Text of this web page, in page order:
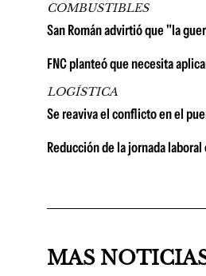
COMBUSTIBLES
San Román advirtió que "la
FNC planteó que necesita
LOGÍSTICA
Se reaviva el conflicto en el
Reducción de la jornada
MAS